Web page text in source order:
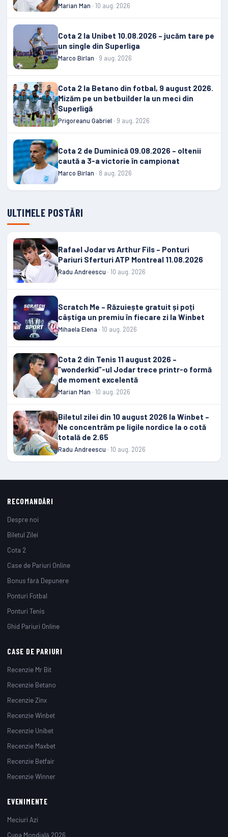
Marian Man · 10 aug. 2026
Cota 2 la Unibet 10.08.2026 – jucăm tare pe
un single din Superliga
Marco Birlan · 9 aug. 2026
Cota 2 la Betano din fotbal, 9 august 2026.
Mizăm pe un betbuilder la un meci din
Superligă
Prigoreanu Gabriel · 9 aug. 2026
Cota 2 de Duminică 09.08.2026 – oltenii
caută a 3-a victorie în campionat
Marco Birlan · 8 aug. 2026
ULTIMELE POSTĂRI
Rafael Jodar vs Arthur Fils – Ponturi
Pariuri Sferturi ATP Montreal 11.08.2026
Radu Andreescu · 10 aug. 2026
Scratch Me – Răzuiește gratuit și poți
câștiga un premiu în fiecare zi la Winbet
Mihaela Elena · 10 aug. 2026
Cota 2 din Tenis 11 august 2026 –
”wonderkid”-ul Jodar trece printr-o formă
de moment excelentă
Marian Man · 10 aug. 2026
Biletul zilei din 10 august 2026 la Winbet –
Ne concentrăm pe ligile nordice la o cotă
totală de 2.65
Radu Andreescu · 10 aug. 2026
RECOMANDĂRI
Despre noi
Biletul Zilei
Cota 2
Case de Pariuri Online
Bonus fără Depunere
Ponturi Fotbal
Ponturi Tenis
Ghid Pariuri Online
CASE DE PARIURI
Recenzie Mr Bit
Recenzie Betano
Recenzie Zinx
Recenzie Winbet
Recenzie Unibet
Recenzie Maxbet
Recenzie Betfair
Recenzie Winner
EVENIMENTE
Meciuri Azi
Cupa Mondială 2026
ÎNVÂRTE
ȘI
VEZI
CE
BONUS
PRIMEȘTI
100 LEI Pariu Gratuit Fără Rulaj
500 Rotiri Gratuite Fără Rulaj
150 Rotiri Gratuite Rulaj 1X
Adresa
de
mail
*
Sunt de acord să